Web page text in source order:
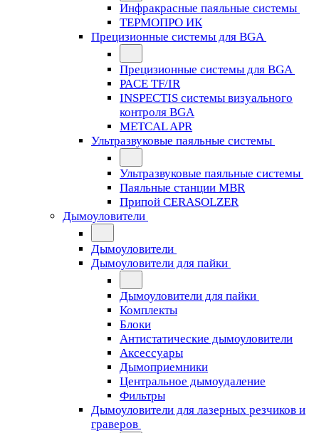
Инфракрасные паяльные системы
ТЕРМОПРО ИК
Прецизионные системы для BGA
Прецизионные системы для BGA
PACE TF/IR
INSPECTIS системы визуального
контроля BGA
METCAL APR
Ультразвуковые паяльные системы
Ультразвуковые паяльные системы
Паяльные станции MBR
Припой CERASOLZER
Дымоуловители
Дымоуловители
Дымоуловители для пайки
Дымоуловители для пайки
Комплекты
Блоки
Антистатические дымоуловители
Аксессуары
Дымоприемники
Центральное дымоудаление
Фильтры
Дымоуловители для лазерных резчиков и
граверов